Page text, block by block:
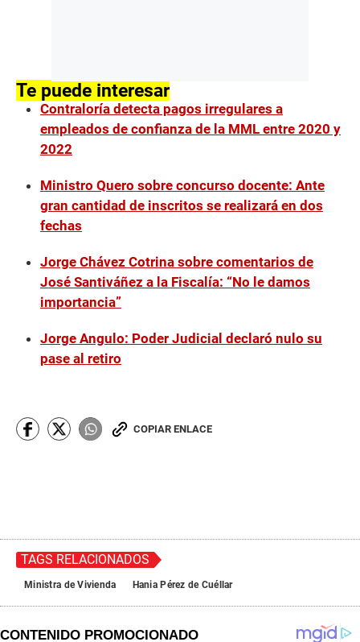
Te puede interesar
Contraloría detecta pagos irregulares a
empleados de confianza de la MML entre 2020 y
2022
Ministro Quero sobre concurso docente: Ante
gran cantidad de inscritos se realizará en dos
fechas
Jorge Chávez Cotrina sobre comentarios de
José Santiváñez a la Fiscalía: “No le damos
importancia”
Jorge Angulo: Poder Judicial declaró nulo su
pase al retiro
COPIAR ENLACE
TAGS RELACIONADOS
Ministra de Vivienda Hania Pérez de Cuéllar